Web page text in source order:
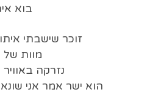
בוא
זוכר שישבתי
מוות
נזרקה באוויר
הוא ישר אמר אני